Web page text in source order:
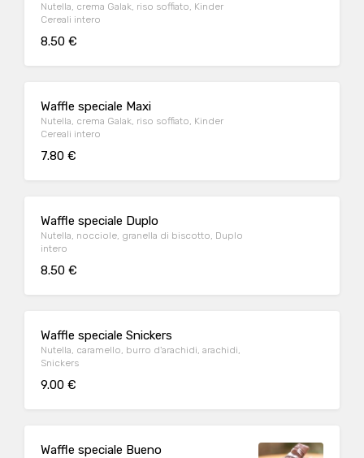
Nutella, crema Galak, riso soffiato, Kinder
Cereali intero
8.50 €
Waffle speciale Maxi
Nutella, crema Galak, riso soffiato, Kinder
Cereali intero
7.80 €
Waffle speciale Duplo
Nutella, nocciole, granella di biscotto, Duplo
intero
8.50 €
Waffle speciale Snickers
Nutella, caramello, burro d'arachidi, arachidi,
Snickers
9.00 €
Waffle speciale Bueno